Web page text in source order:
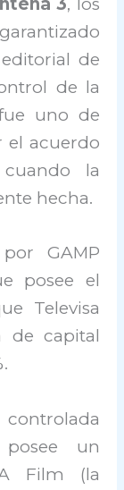
de
de la
uno de
el acuerdo
la
hecha.
GAMP
posee el
Televisa
de capital
controlada
un
Film (la